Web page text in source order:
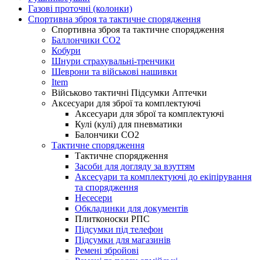
Газові проточні (колонки)
Спортивна зброя та тактичне спорядження
Спортивна зброя та тактичне спорядження
Баллончики CO2
Кобури
Шнури страхувальні-тренчики
Шеврони та військові нашивки
Item
Військово тактичні Підсумки Аптечки
Аксесуари для зброї та комплектуючі
Аксесуари для зброї та комплектуючі
Кулі (кулі) для пневматики
Балончики CO2
Тактичне спорядження
Тактичне спорядження
Засоби для догляду за взуттям
Аксесуари та комплектуючі до екіпірування
та спорядження
Несесери
Обкладинки для документів
Плитконоски РПС
Підсумки під телефон
Підсумки для магазинів
Ремені збройові